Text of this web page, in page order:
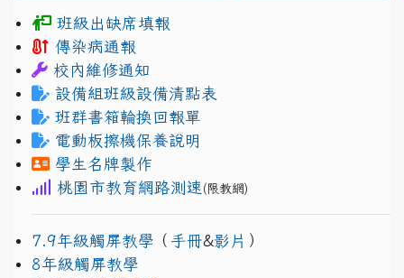
班級出缺席填報
傳染病通報
校內維修通知
設備組班級設備清點表
班群書箱輪換回報單
電動板擦機保養說明
學生名牌製作
桃園市教育網路測速 (限教網)
7.9年級觸屏教學 （ 手冊&影片 ）
8年級觸屏教學